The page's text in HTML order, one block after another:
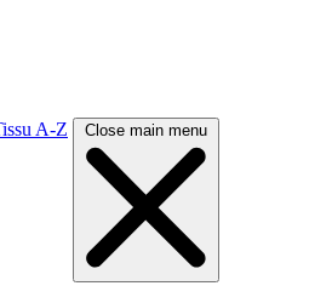
A-Z Close main menu